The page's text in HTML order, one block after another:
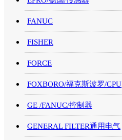
FANUC
FISHER
FORCE
FOXBORO/福克斯波罗/CPU
GE /FANUC/控制器
GENERAL FILTER通用电气